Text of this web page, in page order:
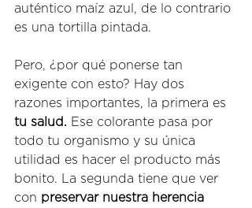
auténtico maíz azul, de lo contrario
es una tortilla pintada.
Pero, ¿por qué ponerse tan
exigente con esto? Hay dos
razones importantes, la primera es
tu salud. Ese colorante pasa por
todo tu organismo y su única
utilidad es hacer el producto más
bonito. La segunda tiene que ver
con preservar nuestra herencia